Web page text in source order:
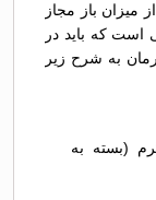
میزان باز مجاز
است که باید در
به شرح زیر
معمولاً ۲۰ تا ۳۰ کیلوگرم (بسته به